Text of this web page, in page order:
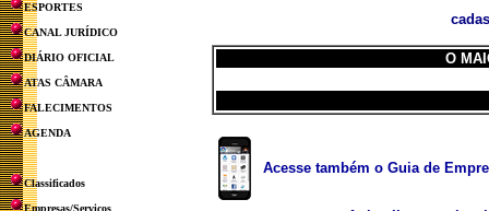
ESPORTES
CANAL JURÍDICO
DIÁRIO OFICIAL
ATAS CÂMARA
FALECIMENTOS
AGENDA
Classificados
Empresas/Serviços
O
Acesse também o Guia de